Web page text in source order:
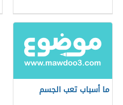
ما أسباب تعب الجسم